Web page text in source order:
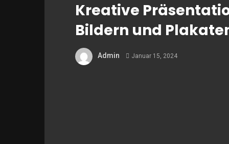
Kreative
Bildern und
Admin Januar 15, 2024